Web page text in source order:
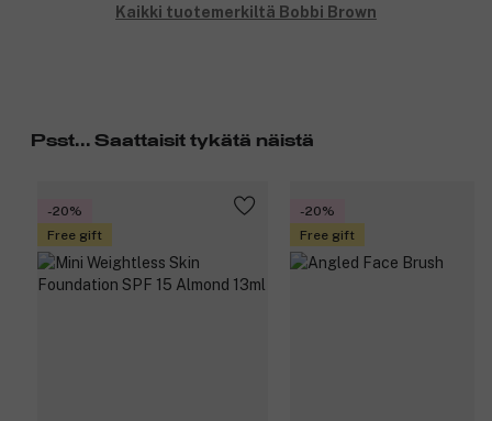
Kaikki tuotemerkiltä Bobbi Brown
Psst... Saattaisit tykätä näistä
-20%
Free gift
-20%
Free gift